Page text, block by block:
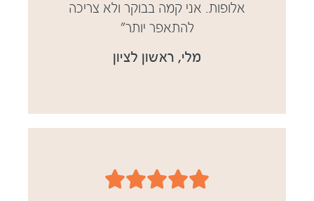
אלופות. אני קמה בבוקר ולא צריכה
להתאפר יותר"
מלי, ראשון לציון




